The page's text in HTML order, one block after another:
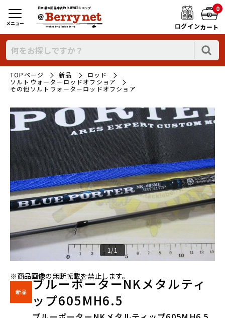
日本最大新品中古釣り具WEBショップ
ログイン
0
カート
メニュー
TOPページ 新品
ロッド
ソルトウォーターロッドオフショア
その他ソルトウォーターロッドオフショア
1/1
※商品画像の無断転載を禁止します。
ブルーポーターNKメタルティ
ップ605MH6.5